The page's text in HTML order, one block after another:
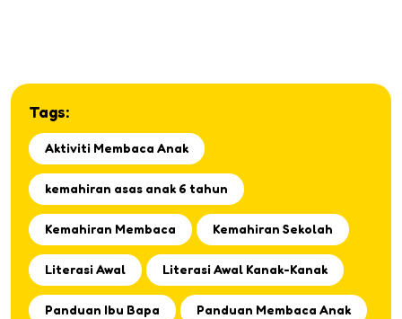
Tags:
Aktiviti Membaca Anak
kemahiran asas anak 6 tahun
Kemahiran Membaca Kemahiran Sekolah
Literasi Awal Literasi Awal Kanak-Kanak
Panduan Ibu Bapa Panduan Membaca Anak